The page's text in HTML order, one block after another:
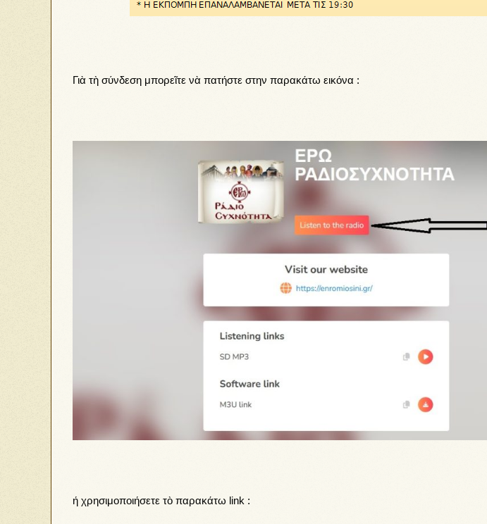
Γιὰ τὴ σύνδεση μπορεῖτε νὰ πατήστε στην παρακάτω εικόνα :
ή χρησιμοποιήσετε τὸ παρακάτω link :